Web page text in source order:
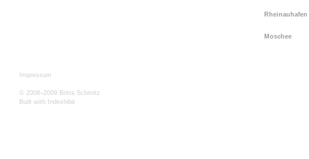
Rheinauhafen
Moschee
Impressum
© 2008–2009 Britta Schmitz
Built with
Indexhibit